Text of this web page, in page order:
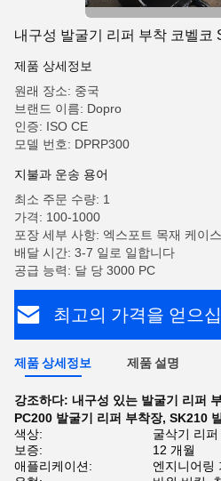
내구성 발굴기 리퍼 부착 코벨코
제품 상세정보
원래 장소: 중국
브랜드 이름: Dopro
인증: ISO CE
모델 번호: DPRP300
지불과 운송 용어
최소 주문 수량: 1
가격: 100-1000
포장 세부 사항: 엑스포트 목재 케이
배달 시간: 3-7 일로 일합니다
공급 능력: 달 당 3000 PC
최고의 가격을 얻으
제품 상세정보 제품 설명
강조하다: 내구성 있는 발굴기 리퍼
PC200 발굴기 리퍼 부착장, SK210
색상:
굴삭기 리
보증:
12 개월
애플리케이션:
엔지니어링